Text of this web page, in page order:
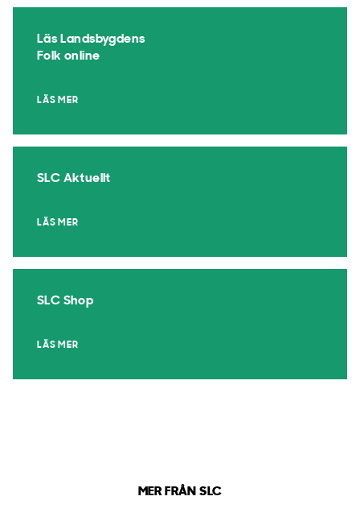
Läs Landsbygdens
Folk online
LÄS MER
SLC Aktuellt
LÄS MER
SLC Shop
LÄS MER
MER FRÅN SLC